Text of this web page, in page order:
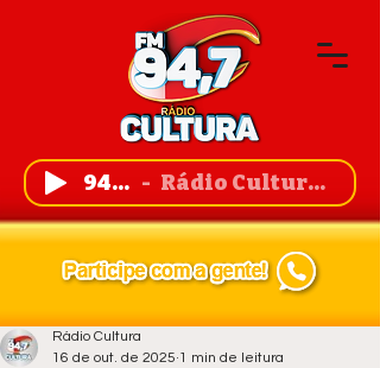
94,7 FM Rádio Cultura de Guanambi
Rádio Cultura
16 de out. de 2025 1 min de leitura